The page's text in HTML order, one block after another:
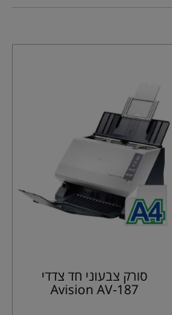
סורק צבעוני חד צדדי
Avision AV-187